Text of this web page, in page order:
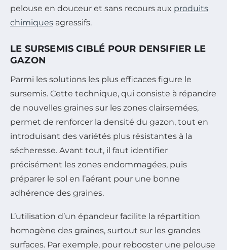
pelouse en douceur et sans recours aux produits
chimiques agressifs.
LE SURSEMIS CIBLÉ POUR DENSIFIER LE
GAZON
Parmi les solutions les plus efficaces figure le
sursemis. Cette technique, qui consiste à répandre
de nouvelles graines sur les zones clairsemées,
permet de renforcer la densité du gazon, tout en
introduisant des variétés plus résistantes à la
sécheresse. Avant tout, il faut identifier
précisément les zones endommagées, puis
préparer le sol en l’aérant pour une bonne
adhérence des graines.
L’utilisation d’un épandeur facilite la répartition
homogène des graines, surtout sur les grandes
surfaces. Par exemple, pour rebooster une pelouse